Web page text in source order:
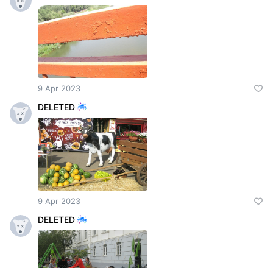
9 Apr 2023
DELETED
9 Apr 2023
DELETED